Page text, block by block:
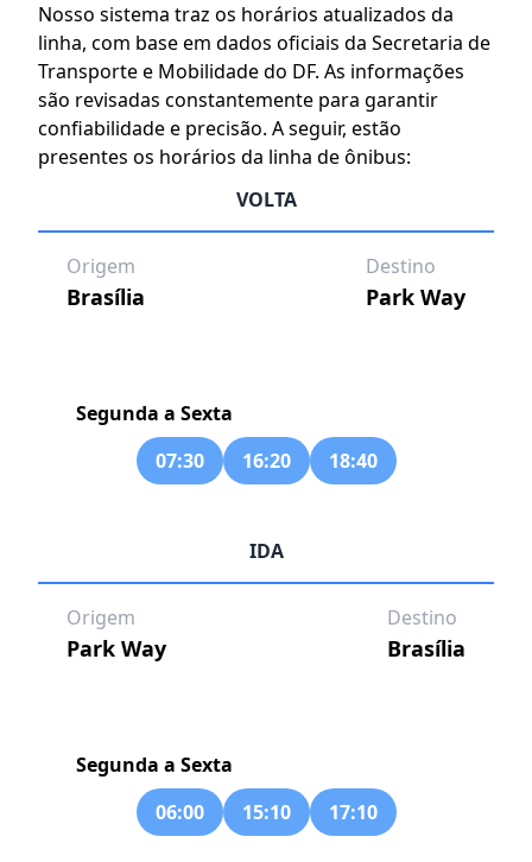
Nosso sistema traz os horários atualizados da
linha, com base em dados oficiais da Secretaria de
Transporte e Mobilidade do DF. As informações
são revisadas constantemente para garantir
confiabilidade e precisão. A seguir, estão
presentes os horários da linha de ônibus:
VOLTA
Origem
Brasília
Destino
Park Way
Segunda a Sexta
07:30
16:20 18:40
IDA
Origem
Park Way
Destino
Brasília
Segunda a Sexta
06:00
15:10 17:10